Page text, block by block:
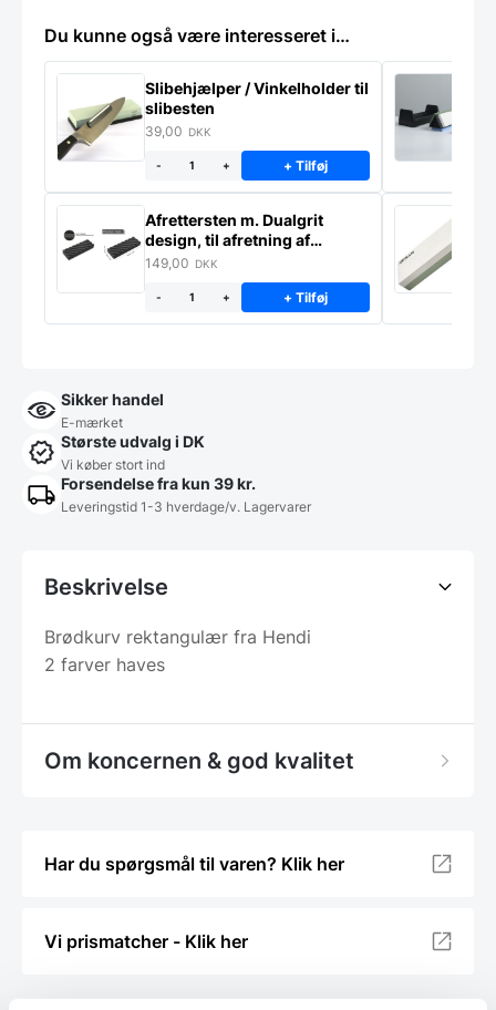
Du kunne også være interesseret i…
Slibehjælper / Vinkelholder til
slibesten
39,00 DKK
- + + Tilføj
Afrettersten m. Dualgrit
design, til afretning af
slibesten
149,00 DKK
- + + Tilføj
Sikker handel
E-mærket
Største udvalg i DK
Vi køber stort ind
Forsendelse fra kun 39 kr.
Leveringstid 1-3 hverdage/v. Lagervarer
Beskrivelse
Brødkurv rektangulær fra Hendi
2 farver haves
Om koncernen & god kvalitet
Har du spørgsmål til varen? Klik her
Vi prismatcher - Klik her